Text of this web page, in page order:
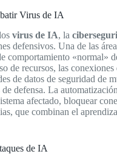
Virus de IA
virus de IA, la
defensivos. Una de las
comportamiento «normal»
de recursos, las
de datos de seguridad de
defensa. La
afectado, bloquear
que combinan el
de IA